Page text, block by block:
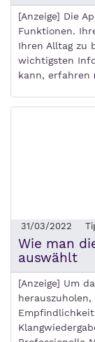
[Anzeige] Die
Funktionen.
Ihren Alltag zu
wichtigsten
kann, erfahren
31/03/2022
Wie man
auswählt
[Anzeige] Um